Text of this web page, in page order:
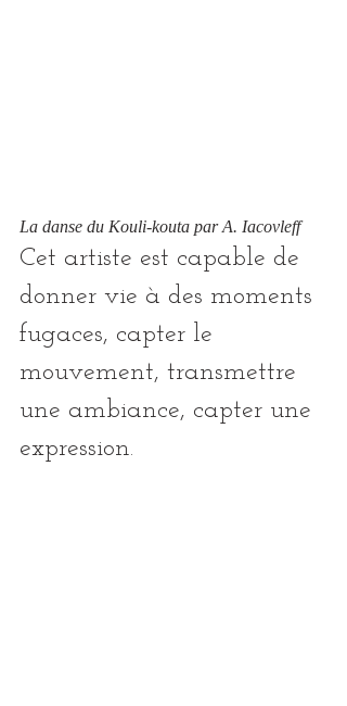
La danse du Kouli-kouta par A. Iacovleff
Cet artiste est capable de
donner vie à des moments
fugaces, capter le
mouvement, transmettre
une ambiance, capter une
expression.